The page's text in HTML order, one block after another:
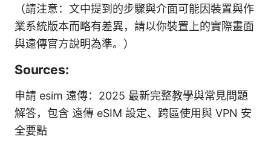
（請注意：文中提到的步驟與介面可能因裝置與作
業系統版本而略有差異，請以你裝置上的實際畫面
與遠傳官方說明為準。）
Sources:
申請 esim 遠傳：2025 最新完整教學與常見問題
解答，包含 遠傳 eSIM 設定、跨區使用與 VPN 安
全要點